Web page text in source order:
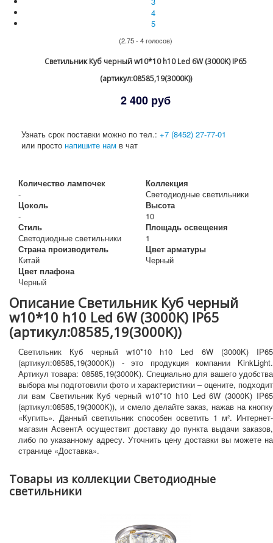
4
5
(2.75 - 4 голосов)
Светильник Куб черный w10*10 h10 Led 6W (3000K) IP65
(артикул:08585,19(3000K))
2 400 руб
Узнать срок поставки можно по тел.: +7 (8452) 27-77-01
или просто напишите нам в чат
Количество лампочек
-
Коллекция
Светодиодные светильники
Цоколь
-
Высота
10
Стиль
Светодиодные светильники
Площадь освещения
1
Страна производитель
Китай
Цвет арматуры
Черный
Цвет плафона
Черный
Описание Светильник Куб черный
w10*10 h10 Led 6W (3000K) IP65
(артикул:08585,19(3000K))
Светильник Куб черный w10*10 h10 Led 6W (3000K) IP65
(артикул:08585,19(3000K)) - это продукция компании KinkLight.
Артикул товара: 08585,19(3000K). Специально для вашего удобства
выбора мы подготовили фото и характеристики – оцените, подходит
ли вам Светильник Куб черный w10*10 h10 Led 6W (3000K) IP65
(артикул:08585,19(3000K)), и смело делайте заказ, нажав на кнопку
«Купить». Данный светильник способен осветить 1 м². Интернет-
магазин АсвентА осуществит доставку до пункта выдачи заказов,
либо по указанному адресу. Уточнить цену доставки вы можете на
странице «Доставка».
Товары из коллекции Светодиодные
светильники